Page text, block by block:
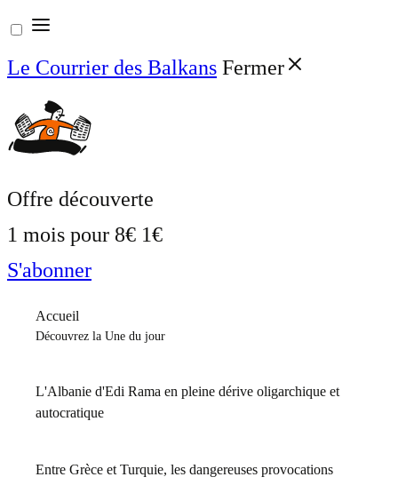
Aller
au
contenu
Le Courrier des Balkans Fermer
Offre découverte
1 mois pour 8€ 1€
S'abonner
Accueil
Découvrez la Une du jour
L'Albanie d'Edi Rama en pleine dérive oligarchique et
autocratique
Entre Grèce et Turquie, les dangereuses provocations